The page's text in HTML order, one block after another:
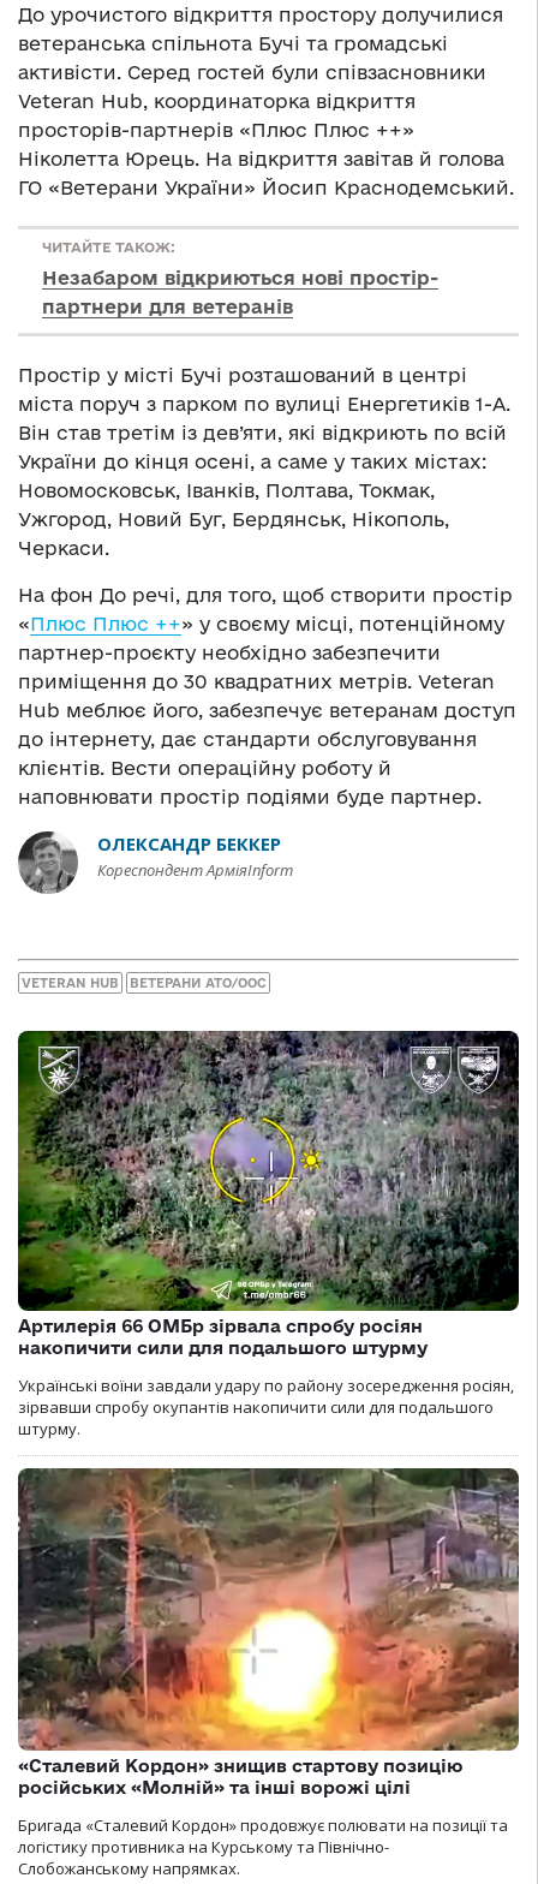
До урочистого відкриття простору долучилися
ветеранська спільнота Бучі та громадські
активісти. Серед гостей були співзасновники
Veteran Hub, координаторка відкриття
просторів-партнерів «Плюс Плюс ++»
Ніколетта Юрець. На відкриття завітав й голова
ГО «Ветерани України» Йосип Краснодемський.
ЧИТАЙТЕ ТАКОЖ:
Незабаром відкриються нові простір-
партнери для ветеранів
Простір у місті Бучі розташований в центрі
міста поруч з парком по вулиці Енергетиків 1-А.
Він став третім із дев’яти, які відкриють по всій
України до кінця осені, а саме у таких містах:
Новомосковськ, Іванків, Полтава, Токмак,
Ужгород, Новий Буг, Бердянськ, Нікополь,
Черкаси.
На фон До речі, для того, щоб створити простір
«Плюс Плюс ++» у своєму місці, потенційному
партнер-проєкту необхідно забезпечити
приміщення до 30 квадратних метрів. Veteran
Hub меблює його, забезпечує ветеранам доступ
до інтернету, дає стандарти обслуговування
клієнтів. Вести операційну роботу й
наповнювати простір подіями буде партнер.
ОЛЕКСАНДР БЕККЕР
Кореспондент АрміяInform
VETERAN HUB ВЕТЕРАНИ АТО/ООС
Артилерія 66 ОМБр зірвала спробу росіян
накопичити сили для подальшого штурму
Українські воїни завдали удару по району зосередження росіян,
зірвавши спробу окупантів накопичити сили для подальшого
штурму.
«Сталевий Кордон» знищив стартову позицію
російських «Молній» та інші ворожі цілі
Бригада «Сталевий Кордон» продовжує полювати на позиції та
логістику противника на Курському та Північно-
Слобожанському напрямках.